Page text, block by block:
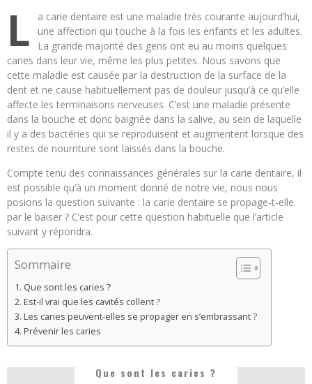
L
a carie dentaire est une maladie très courante aujourd’hui,
une affection qui touche à la fois les enfants et les adultes.
La grande majorité des gens ont eu au moins quelques
caries dans leur vie, même les plus petites. Nous savons que
cette maladie est causée par la destruction de la surface de la
dent et ne cause habituellement pas de douleur jusqu’à ce qu’elle
affecte les terminaisons nerveuses. C’est une maladie présente
dans la bouche et donc baignée dans la salive, au sein de laquelle
il y a des bactéries qui se reproduisent et augmentent lorsque des
restes de nourriture sont laissés dans la bouche.
Compte tenu des connaissances générales sur la carie dentaire, il
est possible qu’à un moment donné de notre vie, nous nous
posions la question suivante : la carie dentaire se propage-t-elle
par le baiser ? C’est pour cette question habituelle que l’article
suivant y répondra.
Sommaire
Que sont les caries ?
Est-il vrai que les cavités collent ?
Les caries peuvent-elles se propager en s’embrassant ?
Prévenir les caries
Que sont les caries ?